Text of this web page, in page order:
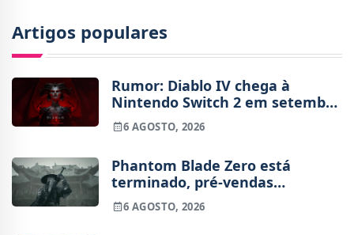
Artigos populares
Rumor: Diablo IV chega à
Nintendo Switch 2 em setembro
e vai custar o preço de um jogo
novo
6 AGOSTO, 2026
Phantom Blade Zero está
terminado, pré-vendas
começam na próxima semana
6 AGOSTO, 2026